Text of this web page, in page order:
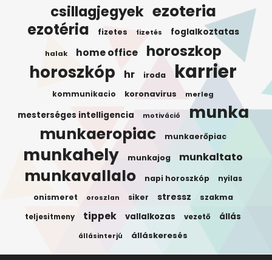
csillagjegyek ezoteria
ezotéria fizetes fizetés foglalkoztatas
halak home office horoszkop
horoszkóp hr iroda karrier
kommunikacio koronavirus merleg
mesterséges intelligencia motiváció munka
munkaeropiac munkaerőpiac
munkahely munkajog munkaltato
munkavallalo napi horoszkóp nyilas
onismeret oroszlan siker stressz szakma
teljesitmeny tippek vallalkozas vezető állás
állásinterjú álláskeresés